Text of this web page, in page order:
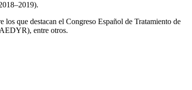
que destacan el Congreso Español de Tratamiento de
entre otros.